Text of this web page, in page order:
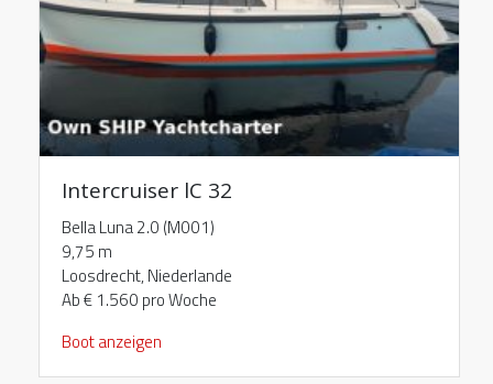
Intercruiser lC 32
Bella Luna 2.0 (M001)
9,75 m
Loosdrecht, Niederlande
Ab € 1.560 pro Woche
Boot anzeigen